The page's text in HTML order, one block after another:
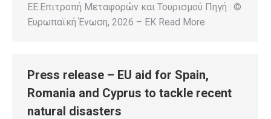
ΕΕ.Επιτροπή Μεταφορών και Τουρισμού Πηγή : ©
Ευρωπαϊκή Ένωση, 2026 – EK Read More
Press release – EU aid for Spain,
Romania and Cyprus to tackle recent
natural disasters